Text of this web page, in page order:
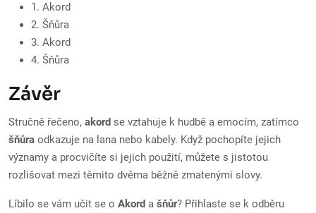
1. Akord
2. Šňůra
3. Akord
4. Šňůra
Závěr
Stručně řečeno, akord se vztahuje k hudbě a emocím, zatímco
šňůra odkazuje na lana nebo kabely. Když pochopíte jejich
významy a procvičíte si jejich použití, můžete s jistotou
rozlišovat mezi těmito dvěma běžně zmatenými slovy.
Líbilo se vám učit se o Akord a šňůr? Přihlaste se k odběru